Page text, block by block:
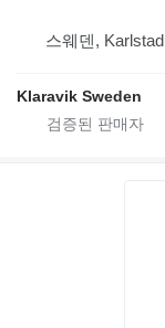
스웨덴, Karlstad
Klaravik Sweden